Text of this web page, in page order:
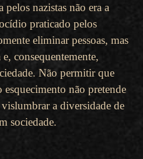
nazistas não era a
praticado pelos
eliminar pessoas, mas
consequentemente,
Não permitir que
esquecimento não pretende
vislumbrar a diversidade de
sociedade.